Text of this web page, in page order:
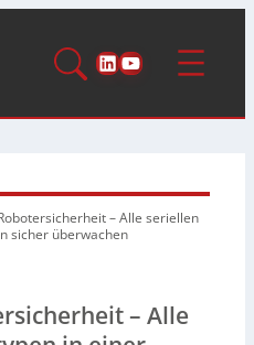
LinkedIn
YouTube
–Alle seriellen
sicher überwachen
– Alle